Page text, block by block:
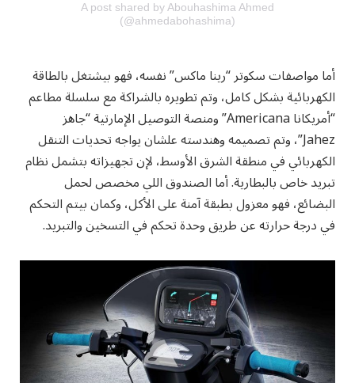
A post shared by Abouhashima Ahmed
(@ahmedabohashima)
أما مواصفات سكوتر “رينا ماكس” نفسه، فهو بيشتغل بالطاقة
الكهربائية بشكل كامل، وتم تطويره بالشراكة مع سلسلة مطاعم
“أمريكانا Americana” ومنصة التوصيل الإمارتية “جاهز
Jahez”، وتم تصميمه وهندسته علشان يواجه تحديات التنقل
الكهربائي في منطقة الشرق الأوسط، لإن تجهيزاته بتشمل نظام
تبريد خاص بالبطارية. أما الصندوق اللي مخصص لحمل
البضائع، فهو معزول بطبقة آمنة على الأكل، وكمان بيتم التحكم
في درجة حرارته عن طريق وحدة تحكم في التسخين والتبريد.